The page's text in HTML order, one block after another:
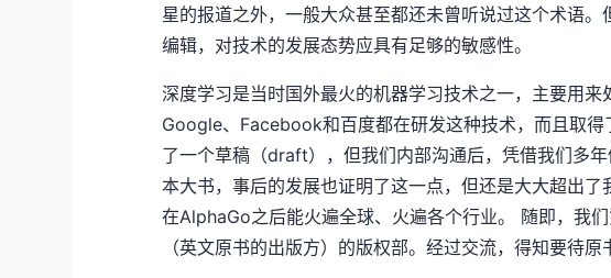
星的报道之外，一般大众甚至都还未曾听说过这个术语
编辑，对技术的发展态势应具有足够的敏感性。
深度学习是当时国外最火的机器学习技术之一，主要用
Google、Facebook和百度都在研发这种技术，而且取
了一个草稿（draft），但我们内部沟通后，凭借我们多
本大书，事后的发展也证明了这一点，但还是大大超出
在AlphaGo之后能火遍全球、火遍各个行业。 随即，我
（英文原书的出版方）的版权部。经过交流，得知要待